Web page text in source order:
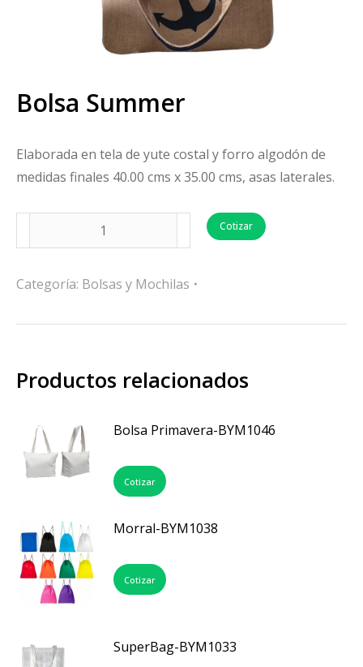
Bolsa Summer
Elaborada en tela de yute costal y forro algodón de
medidas finales 40.00 cms x 35.00 cms, asas laterales.
Cotizar
Categoría: Bolsas y Mochilas
Productos relacionados
Bolsa Primavera-BYM1046
Cotizar
Morral-BYM1038
Cotizar
SuperBag-BYM1033